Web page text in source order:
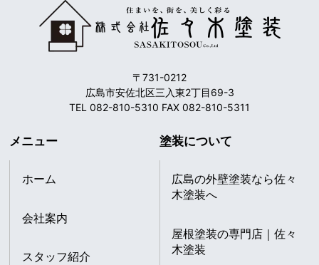
〒731-0212
広島市安佐北区三入東2丁目69-3
TEL 082-810-5310 FAX 082-810-5311
メニュー
ホーム
会社案内
スタッフ紹介
塗装について
広島の外壁塗装なら佐々
木塗装へ
屋根塗装の専門店｜佐々
木塗装